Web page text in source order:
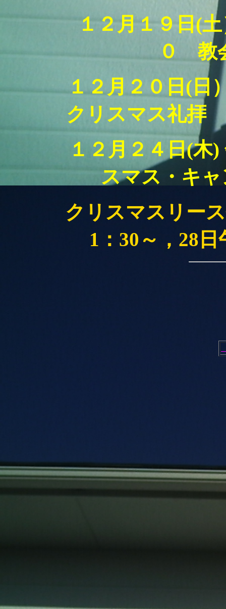
１２月１９日(
０ 教
１２月２０日(日
クリスマス礼拝
１２月２４日(木
スマス・キ
クリスマスリー
1：30～，28